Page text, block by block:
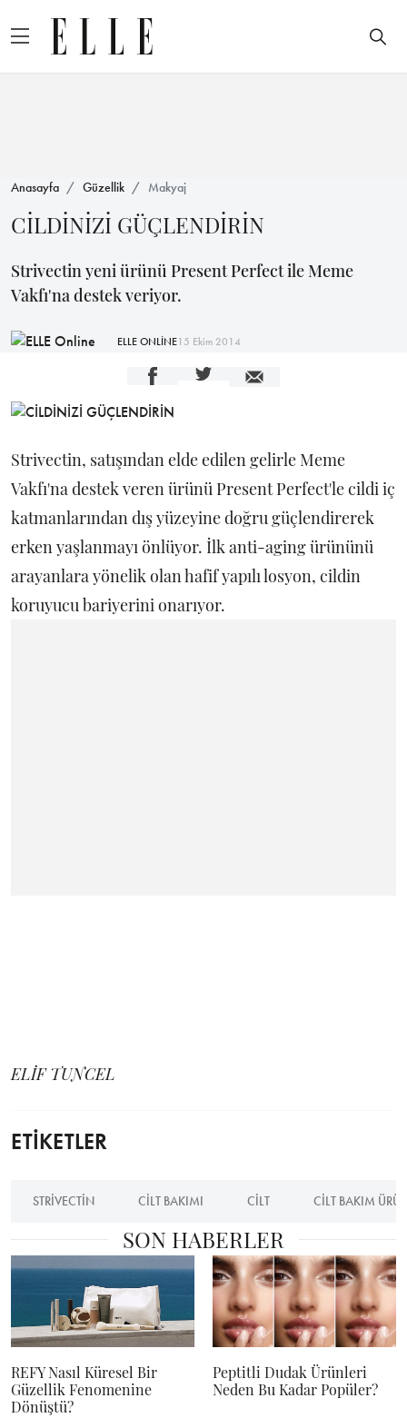
Anasayfa Güzellik Makyaj
CİLDİNİZİ GÜÇLENDİRİN
Strivectin yeni ürünü Present Perfect ile Meme
Vakfı'na destek veriyor.
ELLE ONLİNE15 Ekim 2014
Strivectin, satışından elde edilen gelirle Meme
Vakfı'na destek veren ürünü Present Perfect'le cildi iç
katmanlarından dış yüzeyine doğru güçlendirerek
erken yaşlanmayı önlüyor. İlk anti-aging ürününü
arayanlara yönelik olan hafif yapılı losyon, cildin
koruyucu bariyerini onarıyor.
ELİF TUNCEL
ETİKETLER
STRIVECTIN CILT BAKIMI CILT CILT BAKIM
SON HABERLER
REFY Nasıl Küresel Bir
Güzellik Fenomenine
Dönüştü?
Peptitli Dudak Ürünleri
Neden Bu Kadar Popüler?